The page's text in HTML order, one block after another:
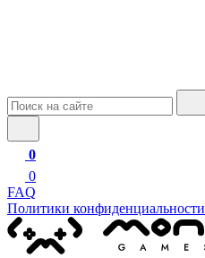
0
0
FAQ
Политики конфиденциальности